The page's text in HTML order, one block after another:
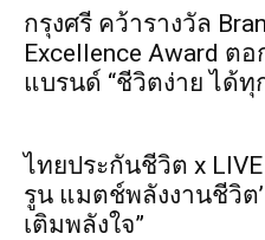
กรุงศรี คว้ารางวัล
Excellence Award
แบรนด์ “ชีวิตง่าย ได้ทุ
ไทยประกันชีวิต x LIVE
รูน แมตช์พลังงานชีวิต
เติมพลังใจ”